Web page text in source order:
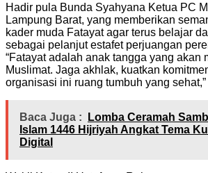
Hadir pula Bunda Syahyana Ketua PC
Lampung Barat, yang memberikan
kader muda Fatayat agar terus belajar
sebagai pelanjut estafet perjuangan
“Fatayat adalah anak tangga yang akan
Muslimat. Jaga akhlak, kuatkan
organisasi ini ruang tumbuh yang
Baca Juga :
Lomba Ceramah
Islam 1446 Hijriyah Angkat Tema
Digital